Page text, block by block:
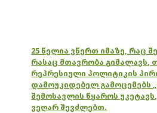
25 წელია ვწერთ იმაზე, რაც
რასაც მთავრობა გიმალავს,
რეპრესიული პოლიტიკის
დამოუკიდებელ გამოცემებს
შემოსავლის წყაროს
ვეღარ შევძლებთ.